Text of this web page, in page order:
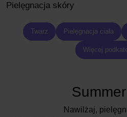
Pielęgnacja skóry
Twarz Pielęgnacja ciała
Więcej
Nawilżaj,